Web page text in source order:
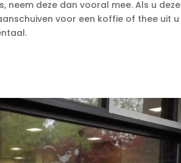
neem deze dan vooral mee. Als u deze
voor een koffie of thee uit u